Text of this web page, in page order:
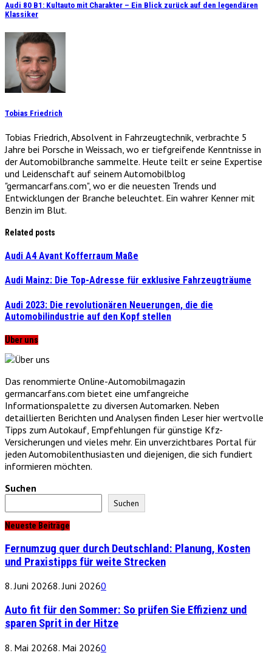
Audi 80 B1: Kultauto mit Charakter – Ein Blick zurück auf den legendären
Klassiker
Tobias Friedrich
Tobias Friedrich, Absolvent in Fahrzeugtechnik, verbrachte 5
Jahre bei Porsche in Weissach, wo er tiefgreifende Kenntnisse in
der Automobilbranche sammelte. Heute teilt er seine Expertise
und Leidenschaft auf seinem Automobilblog
"germancarfans.com", wo er die neuesten Trends und
Entwicklungen der Branche beleuchtet. Ein wahrer Kenner mit
Benzin im Blut.
Related posts
Audi A4 Avant Kofferraum Maße
Audi Mainz: Die Top-Adresse für exklusive Fahrzeugträume
Audi 2023: Die revolutionären Neuerungen, die die
Automobilindustrie auf den Kopf stellen
Über uns
Das renommierte Online-Automobilmagazin
germancarfans.com bietet eine umfangreiche
Informationspalette zu diversen Automarken. Neben
detaillierten Berichten und Analysen finden Leser hier wertvolle
Tipps zum Autokauf, Empfehlungen für günstige Kfz-
Versicherungen und vieles mehr. Ein unverzichtbares Portal für
jeden Automobilenthusiasten und diejenigen, die sich fundiert
informieren möchten.
Suchen
Suchen
Neueste Beiträge
Fernumzug quer durch Deutschland: Planung, Kosten
und Praxistipps für weite Strecken
8. Juni 20268. Juni 20260
Auto fit für den Sommer: So prüfen Sie Effizienz und
sparen Sprit in der Hitze
8. Mai 20268. Mai 20260